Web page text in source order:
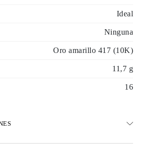
Ideal
Ninguna
Oro amarillo 417 (10K)
11,7 g
16